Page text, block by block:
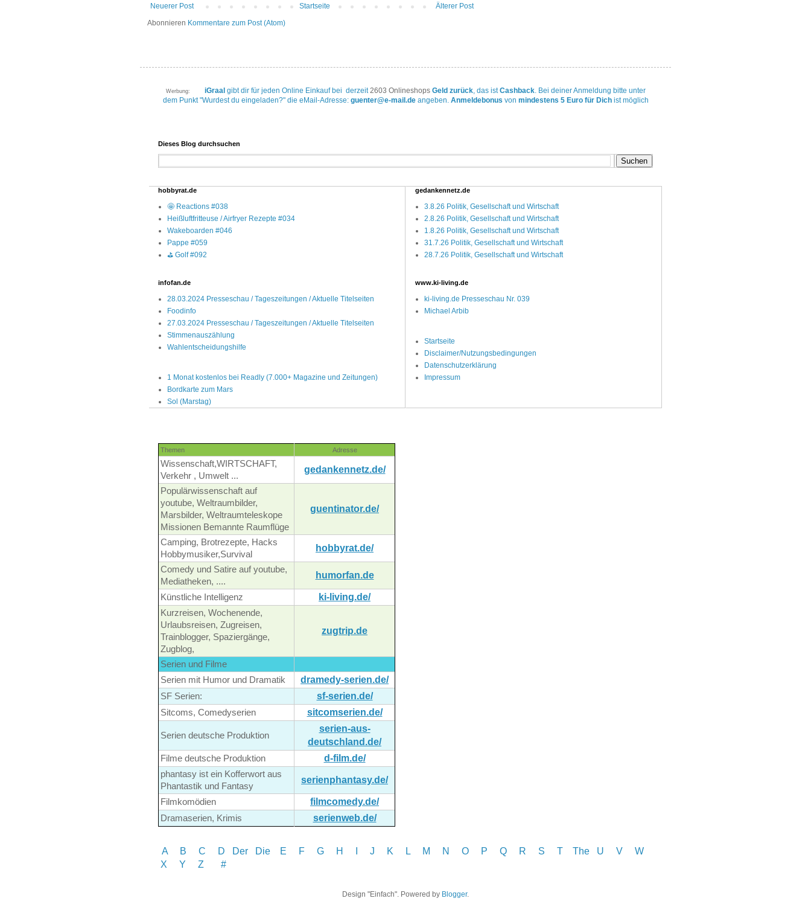
Neuerer Post Älterer Post
Startseite
Abonnieren Kommentare zum Post (Atom)
Werbung: iGraal gibt dir für jeden Online Einkauf bei derzeit2603 Onlineshops Geld zurück, das istCashback. Bei deiner Anmeldung bitte unter
dem Punkt "Wurdest du eingeladen?" die eMail-Adresse: guenter@e-mail.deangeben. Anmeldebonus von mindestens 5 Euro für Dichist möglich
Dieses Blog durchsuchen
hobbyrat.de
🤩 Reactions #038
Heißluftfritteuse / Airfryer Rezepte #034
Wakeboarden #046
Pappe #059
⛳ Golf #092
infofan.de
28.03.2024 Presseschau / Tageszeitungen / Aktuelle Titelseiten
Foodinfo
27.03.2024 Presseschau / Tageszeitungen / Aktuelle Titelseiten
Stimmenauszählung
Wahlentscheidungshilfe
1 Monat kostenlos bei Readly (7.000+ Magazine und Zeitungen)
Bordkarte zum Mars
Sol (Marstag)
gedankennetz.de
3.8.26 Politik, Gesellschaft und Wirtschaft
2.8.26 Politik, Gesellschaft und Wirtschaft
1.8.26 Politik, Gesellschaft und Wirtschaft
31.7.26 Politik, Gesellschaft und Wirtschaft
28.7.26 Politik, Gesellschaft und Wirtschaft
www.ki-living.de
ki-living.de Presseschau Nr. 039
Michael Arbib
Startseite
Disclaimer/Nutzungsbedingungen
Datenschutzerklärung
Impressum
Themen Adresse
Wissenschaft,WIRTSCHAFT,
Verkehr , Umwelt ...
gedankennetz.de/
Populärwissenschaft auf
youtube, Weltraumbilder,
Marsbilder, Weltraumteleskope
Missionen Bemannte Raumflüge
guentinator.de/
Camping, Brotrezepte, Hacks
Hobbymusiker,Survival
hobbyrat.de/
Comedy und Satire auf youtube,
Mediatheken, ....
humorfan.de
Künstliche Intelligenz ki-living.de/
Kurzreisen, Wochenende,
Urlaubsreisen, Zugreisen,
Trainblogger, Spaziergänge,
Zugblog,
zugtrip.de
Serien und Filme
Serien mit Humor und Dramatik
dramedy-serien.de/
SF Serien: sf-serien.de/
Sitcoms, Comedyserien sitcomserien.de/
Serien deutsche Produktion
serien-aus-
deutschland.de/
Filme deutsche Produktion d-film.de/
phantasy ist ein Kofferwort aus
Phantastik und Fantasy
serienphantasy.de/
Filmkomödien filmcomedy.de/
Dramaserien, Krimis serienweb.de/
A B C D Der Die E F G H I J K L M N O P Q R S T The U V
W
X Y
Z #
Design "Einfach". Powered by Blogger.